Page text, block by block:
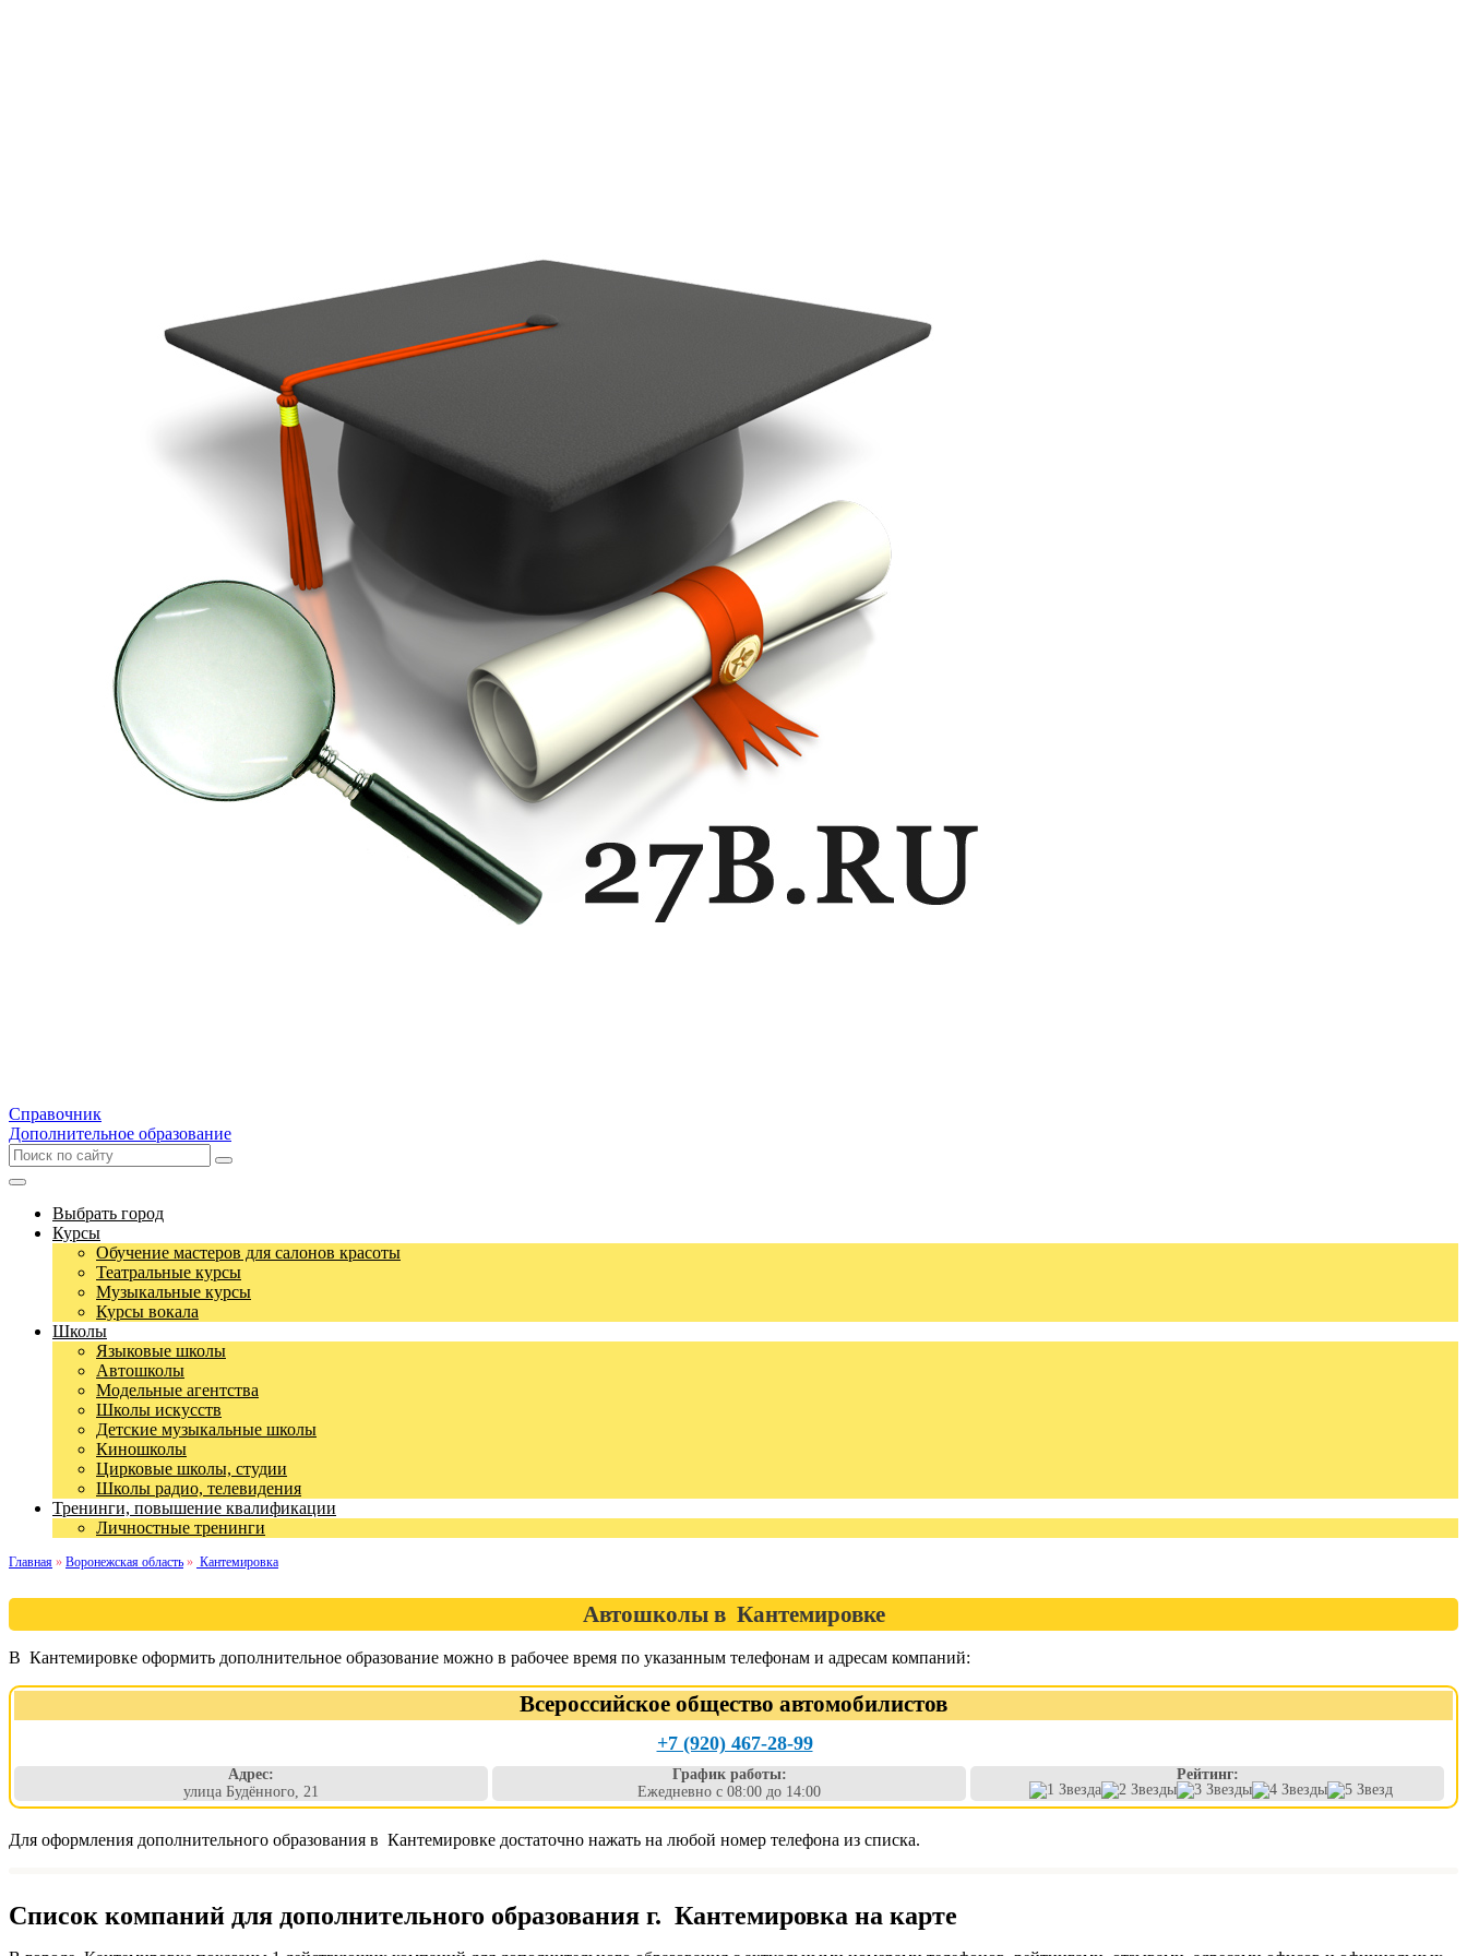
Справочник
Дополнительное образование
Выбрать город
Курсы
Обучение мастеров для салонов красоты
Театральные курсы
Музыкальные курсы
Курсы вокала
Школы
Языковые школы
Автошколы
Модельные агентства
Школы искусств
Детские музыкальные школы
Киношколы
Цирковые школы, студии
Школы радио, телевидения
Тренинги, повышение квалификации
Личностные тренинги
Главная » Воронежская область » Кантемировка
Автошколы в Кантемировке
В Кантемировке оформить дополнительное образование можно в рабочее время по указанным телефонам и адресам компаний:
Всероссийское общество автомобилистов
+7 (920) 467-28-99
Адрес:
улица Будённого, 21
График работы:
Ежедневно с 08:00 до 14:00
Рейтинг:
Для оформления дополнительного образования в Кантемировке достаточно нажать на любой номер телефона из списка.
Список компаний для дополнительного образования г. Кантемировка на карте